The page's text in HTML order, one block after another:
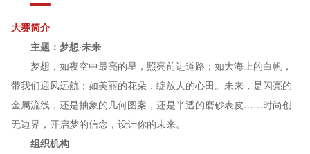
大赛简介
主题：梦想·未来
梦想，如夜空中最亮的星，照亮前进道路；如大海上的白帆，
带我们迎风远航；如美丽的花朵，绽放人的心田。未来，是闪亮的
金属流线，还是抽象的几何图案，还是半透的磨砂表皮……时尚创
无边界，开启梦的信念，设计你的未来。
组织机构